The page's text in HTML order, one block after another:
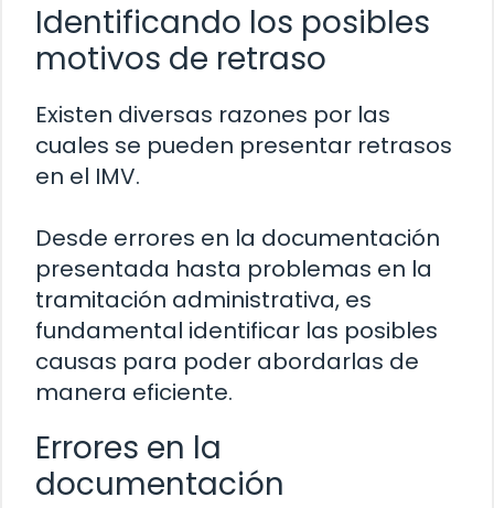
Identificando los posibles
motivos de retraso
Existen diversas razones por las
cuales se pueden presentar retrasos
en el IMV.
Desde errores en la documentación
presentada hasta problemas en la
tramitación administrativa, es
fundamental identificar las posibles
causas para poder abordarlas de
manera eficiente.
Errores en la
documentación